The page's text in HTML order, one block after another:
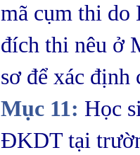
mã cụm thi
đích thi nêu ở
sơ để xác
Mục 11: Học
ĐKDT tại